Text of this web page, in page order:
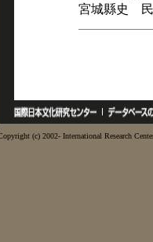
宮城縣史 民
(c) 2002- International Research